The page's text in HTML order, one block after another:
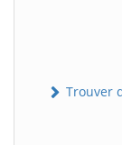
Trouver